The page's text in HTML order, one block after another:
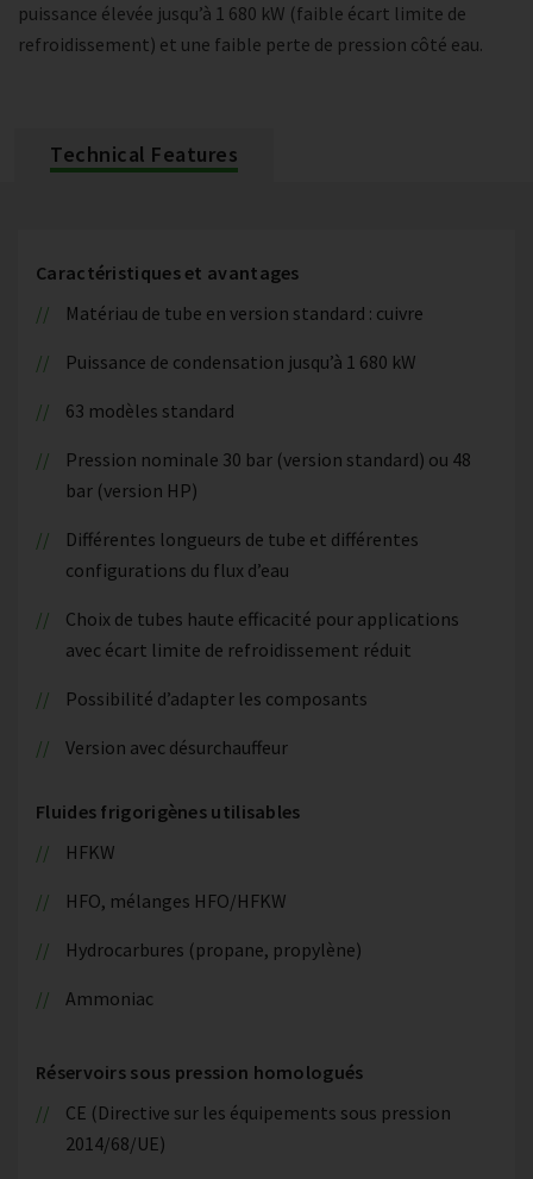
puissance élevée jusqu’à 1 680 kW (faible écart limite de
refroidissement) et une faible perte de pression côté eau.
Technical Features
Caractéristiques et avantages
Matériau de tube en version standard : cuivre
Puissance de condensation jusqu’à 1 680 kW
63 modèles standard
Pression nominale 30 bar (version standard) ou 48
bar (version HP)
Différentes longueurs de tube et différentes
configurations du flux d’eau
Choix de tubes haute efficacité pour applications
avec écart limite de refroidissement réduit
Possibilité d’adapter les composants
Version avec désurchauffeur
Fluides frigorigènes utilisables
HFKW
HFO, mélanges HFO/HFKW
Hydrocarbures (propane, propylène)
Ammoniac
Réservoirs sous pression homologués
CE (Directive sur les équipements sous pression
2014/68/UE)